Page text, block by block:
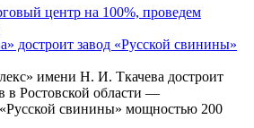
достроит завод «Русской свинины»
имени Н. И. Ткачева достроит
в Ростовской области —
свинины» мощностью 200